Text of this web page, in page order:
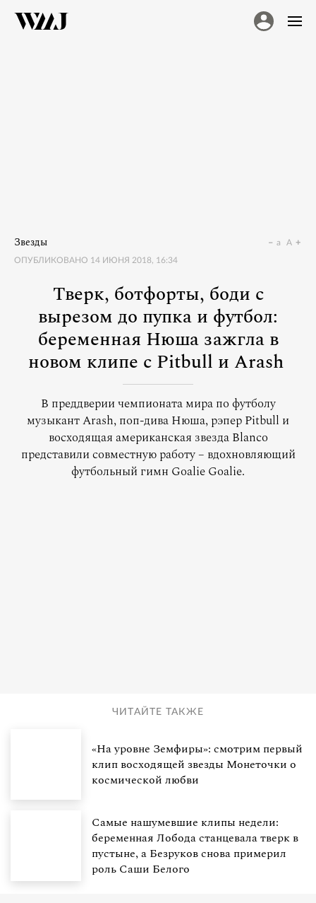
Звезды
ОПУБЛИКОВАНО 14 ИЮНЯ 2018, 16:34
a A
Тверк, ботфорты, боди с
вырезом до пупка и футбол:
беременная Нюша зажгла в
новом клипе с Pitbull и Arash
В преддверии чемпионата мира по футболу
музыкант Arash, поп-дива Нюша, рэпер Pitbull и
восходящая американская звезда Blanco
представили совместную работу – вдохновляющий
футбольный гимн Goalie Goalie.
ЧИТАЙТЕ ТАКЖЕ
«На уровне Земфиры»: смотрим первый
клип восходящей звезды Монеточки о
космической любви
Самые нашумевшие клипы недели:
беременная Лобода станцевала тверк в
пустыне, а Безруков снова примерил
роль Саши Белого